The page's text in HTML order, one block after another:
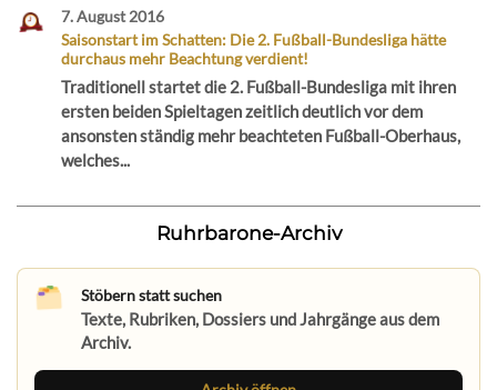
7. August 2016
Saisonstart im Schatten: Die 2. Fußball-Bundesliga hätte
durchaus mehr Beachtung verdient!
Traditionell startet die 2. Fußball-Bundesliga mit ihren
ersten beiden Spieltagen zeitlich deutlich vor dem
ansonsten ständig mehr beachteten Fußball-Oberhaus,
welches...
Ruhrbarone-Archiv
Stöbern statt suchen
Texte, Rubriken, Dossiers und Jahrgänge aus dem
Archiv.